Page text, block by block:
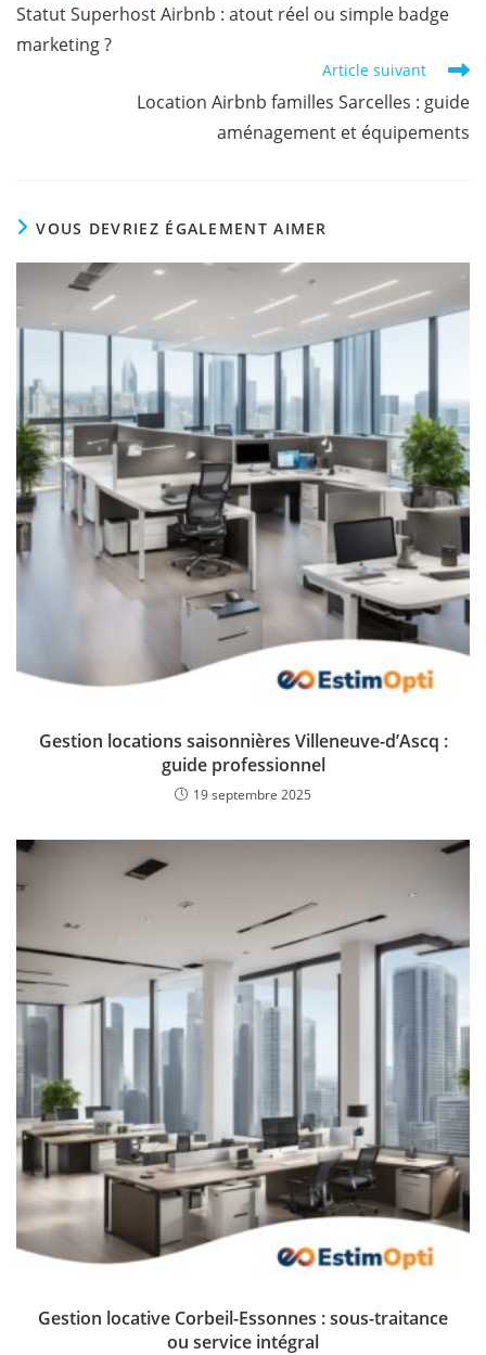
Statut Superhost Airbnb : atout réel ou simple badge
marketing ?
Article suivant
Location Airbnb familles Sarcelles : guide
aménagement et équipements
VOUS DEVRIEZ ÉGALEMENT AIMER
Gestion locations saisonnières Villeneuve-d’Ascq :
guide professionnel
19 septembre 2025
Gestion locative Corbeil-Essonnes : sous-traitance
ou service intégral